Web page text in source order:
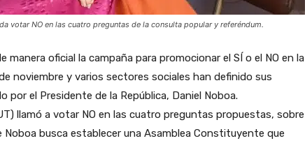
votar NO en las cuatro preguntas de la consulta popular y referéndum.
manera oficial la campaña para promocionar el SÍ o el NO en la
noviembre y varios sectores sociales han definido sus
el Presidente de la República, Daniel Noboa.
llamó a votar NO en las cuatro preguntas propuestas, sobre
busca establecer una Asamblea Constituyente que